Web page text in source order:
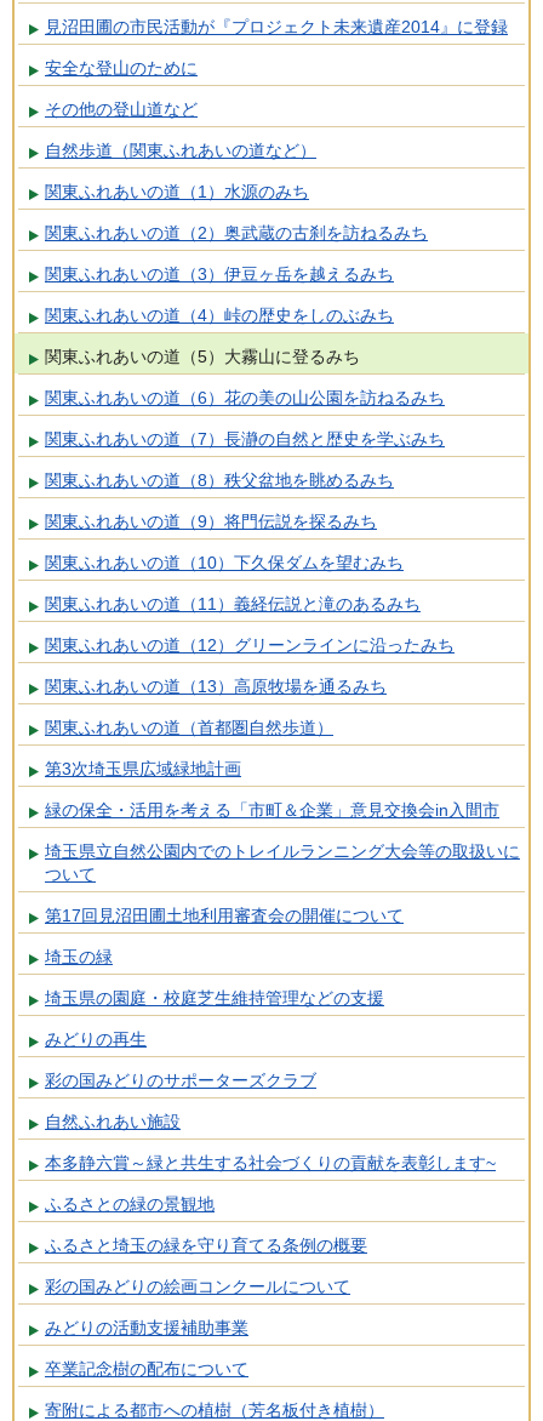
見沼田圃の市民活動が『プロジェクト未来遺産2014』に登録
安全な登山のために
その他の登山道など
自然歩道（関東ふれあいの道など）
関東ふれあいの道（1）水源のみち
関東ふれあいの道（2）奥武蔵の古刹を訪ねるみち
関東ふれあいの道（3）伊豆ヶ岳を越えるみち
関東ふれあいの道（4）峠の歴史をしのぶみち
関東ふれあいの道（5）大霧山に登るみち
関東ふれあいの道（6）花の美の山公園を訪ねるみち
関東ふれあいの道（7）長瀞の自然と歴史を学ぶみち
関東ふれあいの道（8）秩父盆地を眺めるみち
関東ふれあいの道（9）将門伝説を探るみち
関東ふれあいの道（10）下久保ダムを望むみち
関東ふれあいの道（11）義経伝説と滝のあるみち
関東ふれあいの道（12）グリーンラインに沿ったみち
関東ふれあいの道（13）高原牧場を通るみち
関東ふれあいの道（首都圏自然歩道）
第3次埼玉県広域緑地計画
緑の保全・活用を考える「市町＆企業」意見交換会in入間市
埼玉県立自然公園内でのトレイルランニング大会等の取扱いに
ついて
第17回見沼田圃土地利用審査会の開催について
埼玉の緑
埼玉県の園庭・校庭芝生維持管理などの支援
みどりの再生
彩の国みどりのサポーターズクラブ
自然ふれあい施設
本多静六賞～緑と共生する社会づくりの貢献を表彰します~
ふるさとの緑の景観地
ふるさと埼玉の緑を守り育てる条例の概要
彩の国みどりの絵画コンクールについて
みどりの活動支援補助事業
卒業記念樹の配布について
寄附による都市への植樹（芳名板付き植樹）